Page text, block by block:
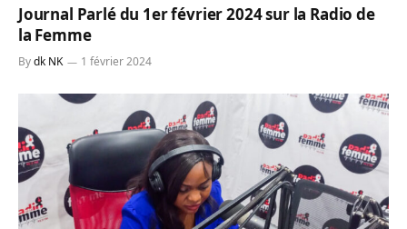
Journal Parlé du 1er février 2024 sur la Radio de
la Femme
Bydk NK 1 février 2024